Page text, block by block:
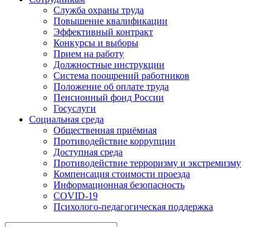
Служба охраны труда
Повышение квалификации
Эффективный контракт
Конкурсы и выборы
Прием на работу
Должностные инструкции
Система поощрений работников
Положение об оплате труда
Пенсионный фонд России
Госуслуги
Социальная среда
Общественная приёмная
Противодействие коррупции
Доступная среда
Противодействие терроризму и экстремизму
Компенсация стоимости проезда
Информационная безопасность
COVID-19
Психолого-педагогическая поддержка